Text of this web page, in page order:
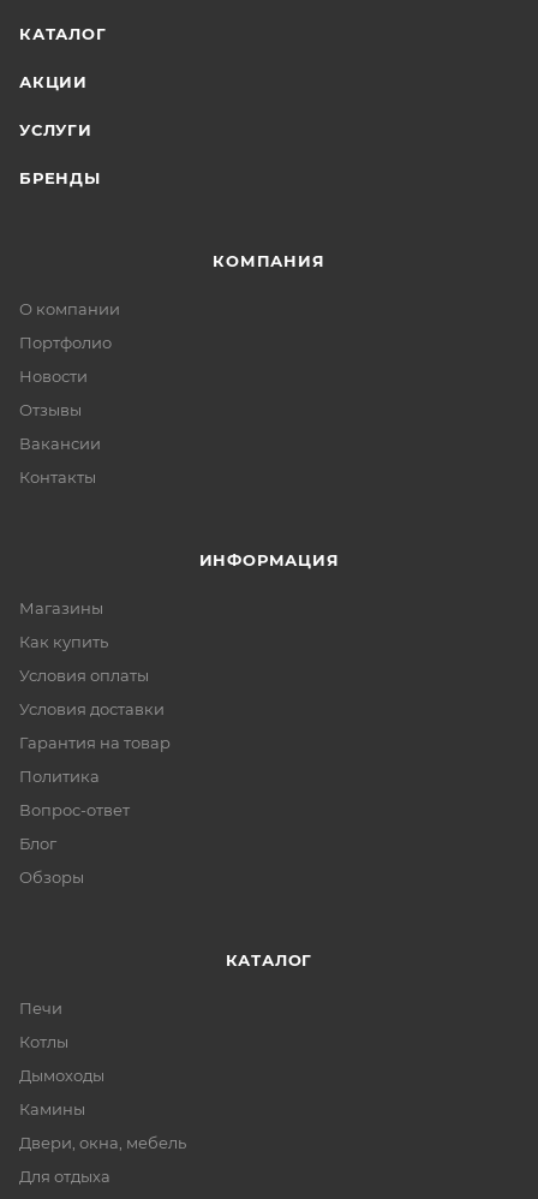
КАТАЛОГ
АКЦИИ
УСЛУГИ
БРЕНДЫ
КОМПАНИЯ
О компании
Портфолио
Новости
Отзывы
Вакансии
Контакты
ИНФОРМАЦИЯ
Магазины
Как купить
Условия оплаты
Условия доставки
Гарантия на товар
Политика
Вопрос-ответ
Блог
Обзоры
КАТАЛОГ
Печи
Котлы
Дымоходы
Камины
Двери, окна, мебель
Для отдыха